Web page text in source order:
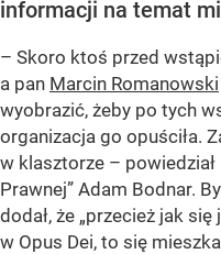
informacji na temat
– Skoro ktoś przed
a pan Marcin Romanowski
wyobrazić, żeby po tych
organizacja go opuściła.
w klasztorze –
Prawnej” Adam Bodnar.
dodał, że „przecież jak
w Opus Dei, to się